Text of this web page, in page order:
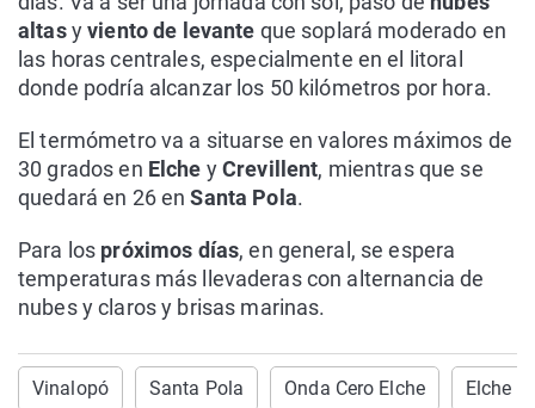
altasyviento de levante que soplará moderado en
las horas centrales, especialmente en el litoral
donde podría alcanzar los 50 kilómetros por hora.
El termómetro va a situarse en valores máximos de
30 grados en Elche yCrevillent, mientras que se
quedará en 26 enSanta Pola.
Para los próximos días, en general, se espera
temperaturas más llevaderas con alternancia de
nubes y claros y brisas marinas.
Vinalopó Santa Pola Onda Cero Elche Elche